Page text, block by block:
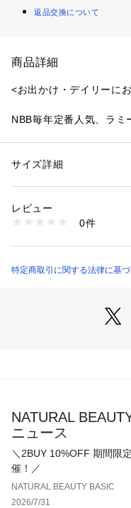
返品交換について
商品詳細
<お出かけ・デイリーに
NBB毎年定番人気、ラミ
ろん、羽織りにも使える
らの季節に着やすいデザ
あり、涼しげでドライタ
像をご参照ください。
性別：レディース
素材：チャコール1サンドイ
ストライプ2:ラミー 50% 再
生産国：中国製
ウェット非常に弱い
商品番号：1100700001000
サイズ詳細
レビュー
0件
特定商取引に関する法律に基
NATURAL
ニュース
＼2BUY 10%OFF 期間限
催！／
NATURAL BEAUTY BASIC
2026/7/31